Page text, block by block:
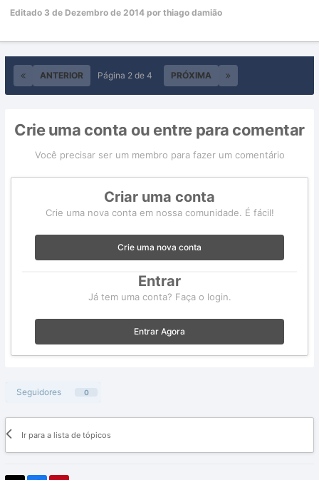
Editado 3 de Dezembro de 2014 por thiago damião
ANTERIOR PRÓXIMA
Página 2 de 4
Crie uma conta ou entre para comentar
Você precisar ser um membro para fazer um comentário
Criar uma conta
Crie uma nova conta em nossa comunidade. É fácil!
Crie uma nova conta
Entrar
Já tem uma conta? Faça o login.
Entrar Agora
Seguidores 0
Ir para a lista de tópicos